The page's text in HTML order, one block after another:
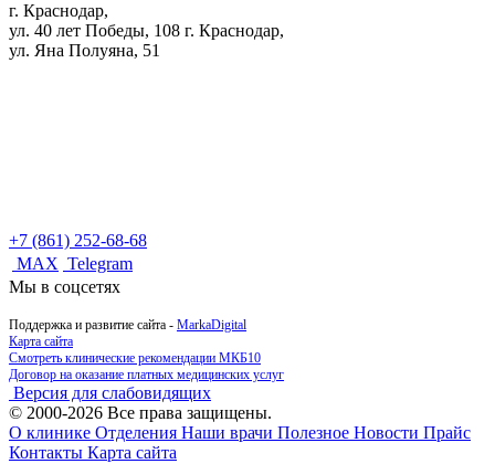
г. Краснодар,
ул. 40 лет Победы, 108 г. Краснодар,
ул. Яна Полуяна, 51
+7 (861) 252-68-68
MAX Telegram
Мы в соцсетях
Поддержка и развитие сайта - MarkaDigital
Карта сайта
Смотреть клинические рекомендации МКБ10
Договор на оказание платных медицинских услуг
Версия для слабовидящих
© 2000-2026 Все права защищены.
О клинике Отделения Наши врачи Полезное Новости Прайс
Контакты Карта сайта